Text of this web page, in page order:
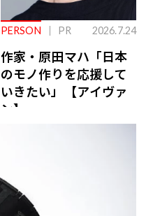
PERSON PR 2026.7.24
作家・原田マハ「日本
のモノ作りを応援して
いきたい」【アイヴァ
ン】